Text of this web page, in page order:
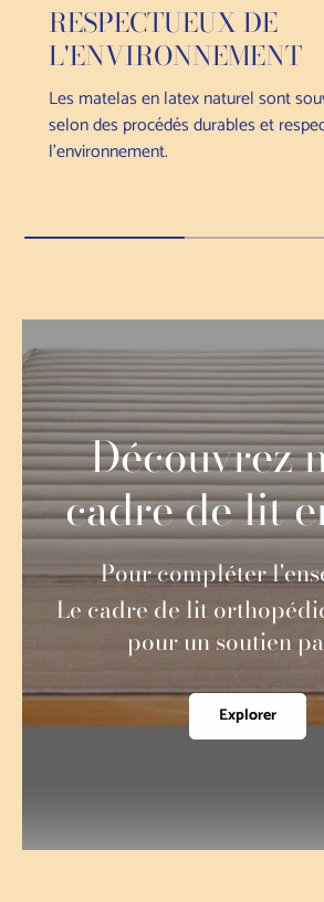
RESPECTUEUX DE
L'ENVIRONNEMENT
Les matelas en latex naturel sont
selon des procédés durables et
l'environnement.
Découvrez
cadre de lit
Pour compléter
Le cadre de lit
pour un soutien
Explorer